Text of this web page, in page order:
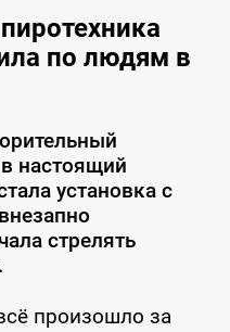
по людям в
настоящий
установка с
стрелять
произошло за